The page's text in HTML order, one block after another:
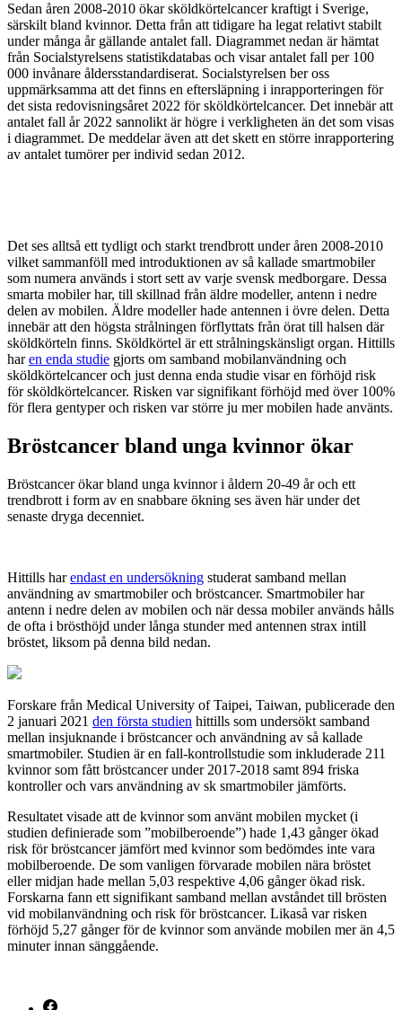
Sedan åren 2008-2010 ökar sköldkörtelcancer kraftigt i Sverige,
särskilt bland kvinnor. Detta från att tidigare ha legat relativt stabilt
under många år gällande antalet fall. Diagrammet nedan är hämtat
från Socialstyrelsens statistikdatabas och visar antalet fall per 100
000 invånare åldersstandardiserat. Socialstyrelsen ber oss
uppmärksamma att det finns en eftersläpning i inrapporteringen för
det sista redovisningsåret 2022 för sköldkörtelcancer. Det innebär att
antalet fall år 2022 sannolikt är högre i verkligheten än det som visas
i diagrammet. De meddelar även att det skett en större inrapportering
av antalet tumörer per individ sedan 2012.
Det ses alltså ett tydligt och starkt trendbrott under åren 2008-2010
vilket sammanföll med introduktionen av så kallade smartmobiler
som numera används i stort sett av varje svensk medborgare. Dessa
smarta mobiler har, till skillnad från äldre modeller, antenn i nedre
delen av mobilen. Äldre modeller hade antennen i övre delen. Detta
innebär att den högsta strålningen förflyttats från örat till halsen där
sköldkörteln finns. Sköldkörtel är ett strålningskänsligt organ. Hittills
haren enda studie gjorts om samband mobilanvändning och
sköldkörtelcancer och just denna enda studie visar en förhöjd risk
för sköldkörtelcancer. Risken var signifikant förhöjd med över 100%
för flera gentyper och risken var större ju mer mobilen hade använts.
Bröstcancer bland unga kvinnor ökar
Bröstcancer ökar bland unga kvinnor i åldern 20-49 år och ett
trendbrott i form av en snabbare ökning ses även här under det
senaste dryga decenniet.
Hittills harendast en undersökning studerat samband mellan
användning av smartmobiler och bröstcancer. Smartmobiler har
antenn i nedre delen av mobilen och när dessa mobiler används hålls
de ofta i brösthöjd under långa stunder med antennen strax intill
bröstet, liksom på denna bild nedan.
Forskare från Medical University of Taipei, Taiwan, publicerade den
2 januari 2021 den första studien hittills som undersökt samband
mellan insjuknande i bröstcancer och användning av så kallade
smartmobiler. Studien är en fall-kontrollstudie som inkluderade 211
kvinnor som fått bröstcancer under 2017-2018 samt 894 friska
kontroller och vars användning av sk smartmobiler jämförts.
Resultatet visade att de kvinnor som använt mobilen mycket (i
studien definierade som ”mobilberoende”) hade 1,43 gånger ökad
risk för bröstcancer jämfört med kvinnor som bedömdes inte vara
mobilberoende. De som vanligen förvarade mobilen nära bröstet
eller midjan hade mellan 5,03 respektive 4,06 gånger ökad risk.
Forskarna fann ett signifikant samband mellan avståndet till brösten
vid mobilanvändning och risk för bröstcancer. Likaså var risken
förhöjd 5,27 gånger för de kvinnor som använde mobilen mer än 4,5
minuter innan sänggående.